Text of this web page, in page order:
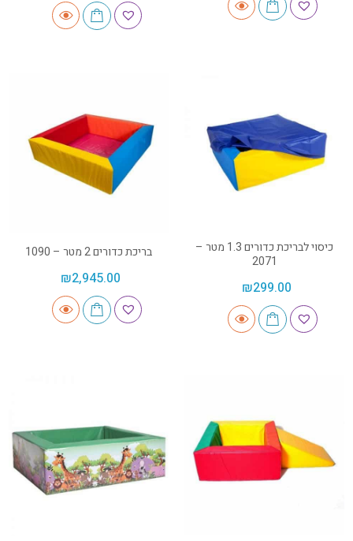
כיסוי לבריכת כדורים 1.3 מטר –
2071
₪299.00
בריכת כדורים 2 מטר – 1090
₪2,945.00